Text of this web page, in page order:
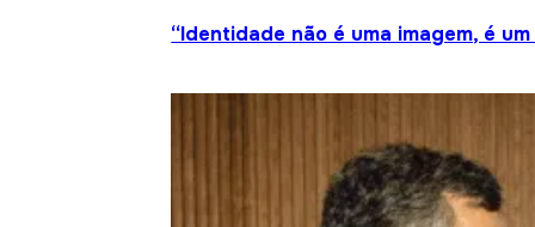
“Identidade não é uma imagem, é